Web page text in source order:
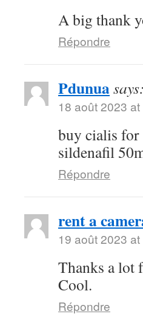
A big thank
Répondre
Pdunuasays:
18 août 2023
buy cialis for
sildenafil
Répondre
rent a
19 août 2023
Thanks a lot
Cool.
Répondre